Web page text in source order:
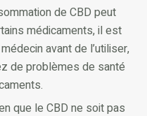
de CBD peut
médicaments, il est
avant de l’utiliser,
de problèmes de santé
que le CBD ne soit pas